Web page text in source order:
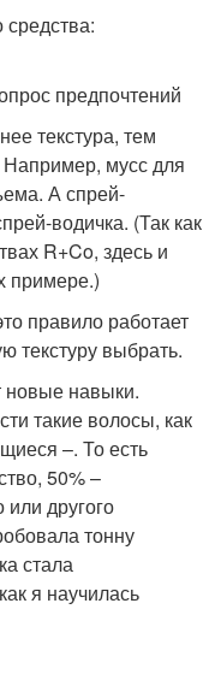
предпочтений
текстура, тем
мусс для
А спрей-
водичка. (Так как
R+Co, здесь и
примере.)
правило работает
текстуру выбрать.
новые навыки.
такие волосы, как
–. То есть
50% –
или другого
тонну
стала
я научилась